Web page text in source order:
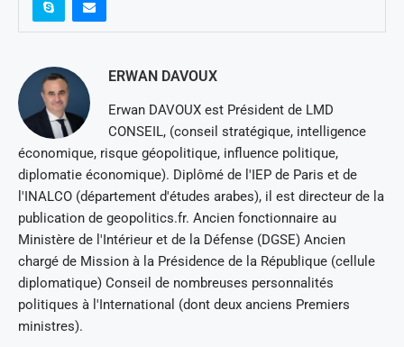
ERWAN DAVOUX
Erwan DAVOUX est Président de LMD
CONSEIL, (conseil stratégique, intelligence
économique, risque géopolitique, influence politique,
diplomatie économique). Diplômé de l'IEP de Paris et de
l'INALCO (département d'études arabes), il est directeur de la
publication de geopolitics.fr. Ancien fonctionnaire au
Ministère de l'Intérieur et de la Défense (DGSE) Ancien
chargé de Mission à la Présidence de la République (cellule
diplomatique) Conseil de nombreuses personnalités
politiques à l'International (dont deux anciens Premiers
ministres).